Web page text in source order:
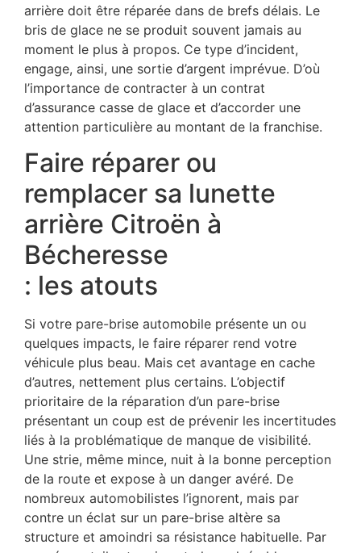
arrière doit être réparée dans de brefs délais. Le
bris de glace ne se produit souvent jamais au
moment le plus à propos. Ce type d’incident,
engage, ainsi, une sortie d’argent imprévue. D’où
l’importance de contracter à un contrat
d’assurance casse de glace et d’accorder une
attention particulière au montant de la franchise.
Faire réparer ou
remplacer sa lunette
arrière Citroën à
Bécheresse
: les atouts
Si votre pare-brise automobile présente un ou
quelques impacts, le faire réparer rend votre
véhicule plus beau. Mais cet avantage en cache
d’autres, nettement plus certains. L’objectif
prioritaire de la réparation d’un pare-brise
présentant un coup est de prévenir les incertitudes
liés à la problématique de manque de visibilité.
Une strie, même mince, nuit à la bonne perception
de la route et expose à un danger avéré. De
nombreux automobilistes l’ignorent, mais par
contre un éclat sur un pare-brise altère sa
structure et amoindri sa résistance habituelle. Par